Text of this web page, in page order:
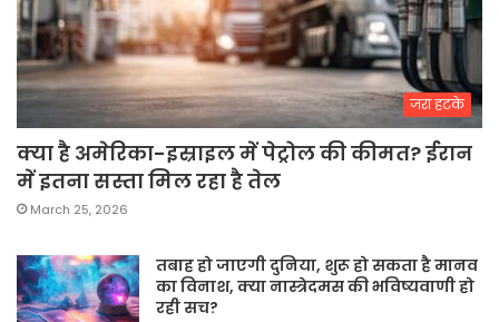
जरा हटके
क्या है अमेरिका-इस्राइल में पेट्रोल की कीमत? ईरान
में इतना सस्ता मिल रहा है तेल
March 25, 2026
तबाह हो जाएगी दुनिया, शुरू हो सकता है मानव
का विनाश, क्या नास्त्रेदमस की भविष्यवाणी हो
रही सच?